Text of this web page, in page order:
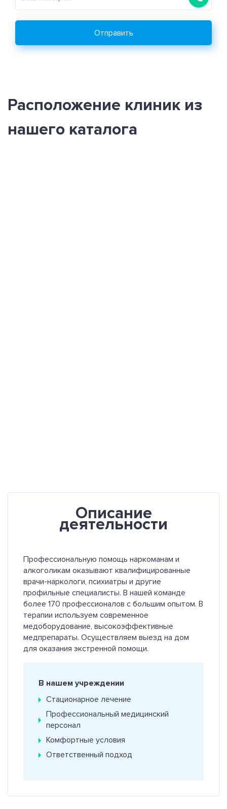
Отправить
Расположение клиник из
нашего каталога
Описание
деятельности
Профессиональную помощь наркоманам и
алкоголикам оказывают квалифицированные
врачи-наркологи, психиатры и другие
профильные специалисты. В нашей команде
более 170 профессионалов с большим опытом. В
терапии используем современное
медоборудование, высокоэффективные
медпрепараты. Осуществляем выезд на дом
для оказания экстренной помощи.
В нашем учреждении
Стационарное лечение
Профессиональный медицинский
персонал
Комфортные условия
Ответственный подход